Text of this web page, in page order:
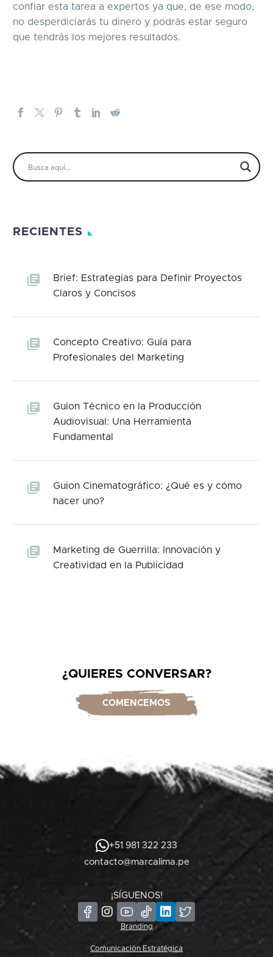
confiar esta tarea a expertos ya que, de ese modo,
no desperdiciarás tu dinero y podrás estar seguro
que tendrás los mejores resultados.
RECIENTES
Brief: Estrategias para Definir Proyectos
Claros y Concisos
Concepto Creativo: Guía para
Profesionales del Marketing
Guion Técnico en la Producción
Audiovisual: Una Herramienta
Fundamental
Guion Cinematográfico: ¿Qué es y cómo
hacer uno?
Marketing de Guerrilla: Innovación y
Creatividad en la Publicidad
¿QUIERES CONVERSAR?
COMENCEMOS
+51 981 322 233
contacto@marcalima.pe
¡SÍGUENOS!
Branding
Comunicación Estratégica